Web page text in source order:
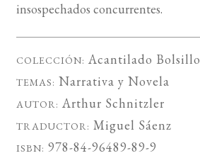
insospechados concurrentes.
COLECCIÓN: Acantilado Bolsillo
TEMAS: Narrativa y Novela
AUTOR: Arthur Schnitzler
TRADUCTOR: Miguel Sáenz
ISBN: 978-84-96489-89-9